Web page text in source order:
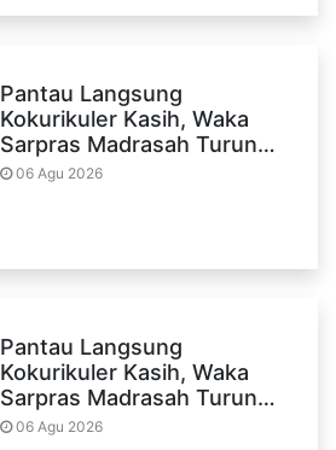
Pantau Langsung
Kokurikuler Kasih, Waka
Sarpras Madrasah Turun…
06 Agu 2026
Pantau Langsung
Kokurikuler Kasih, Waka
Sarpras Madrasah Turun…
06 Agu 2026